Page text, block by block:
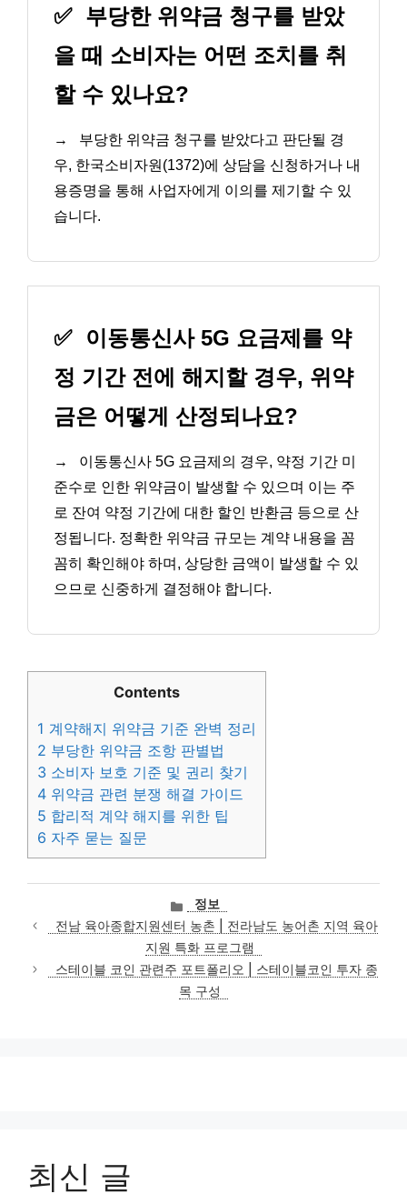
✅ 부당한 위약금 청구를 받았
을 때 소비자는 어떤 조치를 취
할 수 있나요?
→
부당한 위약금 청구를 받았다고 판단될 경
우, 한국소비자원(1372)에 상담을 신청하거나 내
용증명을 통해 사업자에게 이의를 제기할 수 있
습니다.
✅
이동통신사 5G 요금제를 약
정 기간 전에 해지할 경우, 위약
금은 어떻게 산정되나요?
→
이동통신사 5G 요금제의 경우, 약정 기간 미
준수로 인한 위약금이 발생할 수 있으며 이는 주
로 잔여 약정 기간에 대한 할인 반환금 등으로 산
정됩니다. 정확한 위약금 규모는 계약 내용을 꼼
꼼히 확인해야 하며, 상당한 금액이 발생할 수 있
으므로 신중하게 결정해야 합니다.
Contents
1 계약해지 위약금 기준 완벽 정리
2 부당한 위약금 조항 판별법
3 소비자 보호 기준 및 권리 찾기
4 위약금 관련 분쟁 해결 가이드
5 합리적 계약 해지를 위한 팁
6 자주 묻는 질문
카
테
고
리
정보
전남 육아종합지원센터 농촌 | 전라남도 농어촌 지역 육아
지원 특화 프로그램
스테이블 코인 관련주 포트폴리오 | 스테이블코인 투자 종
목 구성
최신 글